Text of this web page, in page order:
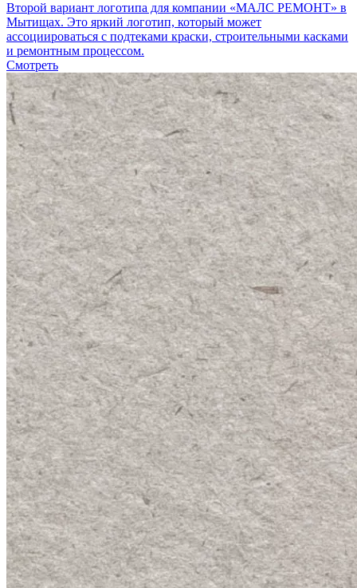
Второй вариант логотипа для компании «МАЛС РЕМОНТ» в
Мытищах. Это яркий логотип, который может
ассоциироваться с подтеками краски, строительными касками
и ремонтным процессом.
Смотреть